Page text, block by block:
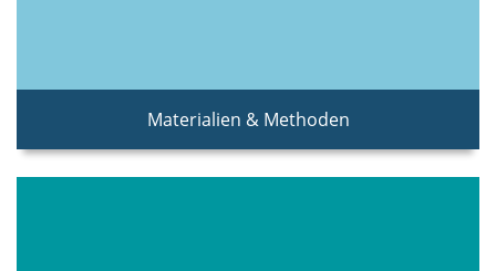
Materialien & Methoden